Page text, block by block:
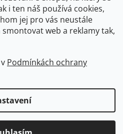
i ten náš používá cookies,
jej pro vás neustále
web a reklamy tak,
Podmínkách ochrany